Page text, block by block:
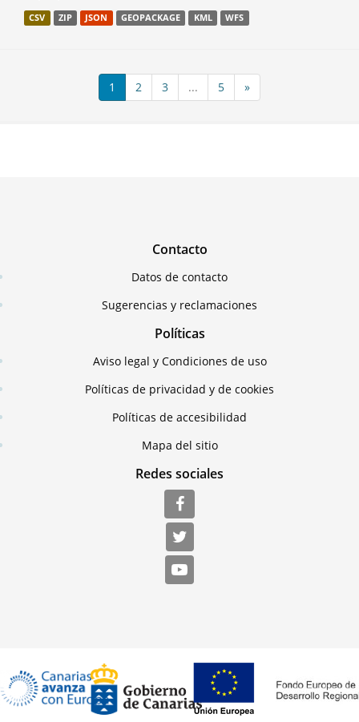
CSV ZIP JSON GEOPACKAGE KML WFS
1 2 3 ... 5 »
Contacto
Datos de contacto
Sugerencias y reclamaciones
Políticas
Aviso legal y Condiciones de uso
Políticas de privacidad y de cookies
Políticas de accesibilidad
Mapa del sitio
Redes sociales